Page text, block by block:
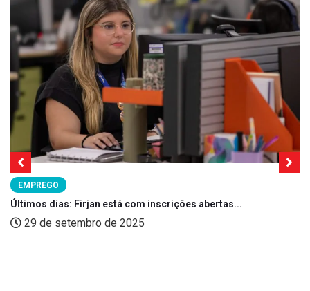
EMPREGO
Últimos dias: Firjan está com inscrições abertas...
29 de setembro de 2025